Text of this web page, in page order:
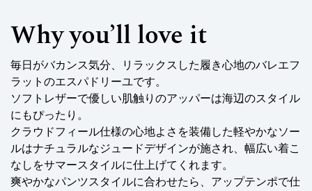
Why you’ll love it
毎日がバカンス気分、リラックスした履き心地のバレエフ
ラットのエスパドリーユです。
ソフトレザーで優しい肌触りのアッパーは海辺のスタイル
にもぴったり。
クラウドフィール仕様の心地よさを装備した軽やかなソー
ルはナチュラルなジュードデザインが施され、幅広い着こ
なしをサマースタイルに仕上げてくれます。
爽やかなパンツスタイルに合わせたら、アップテンポで仕